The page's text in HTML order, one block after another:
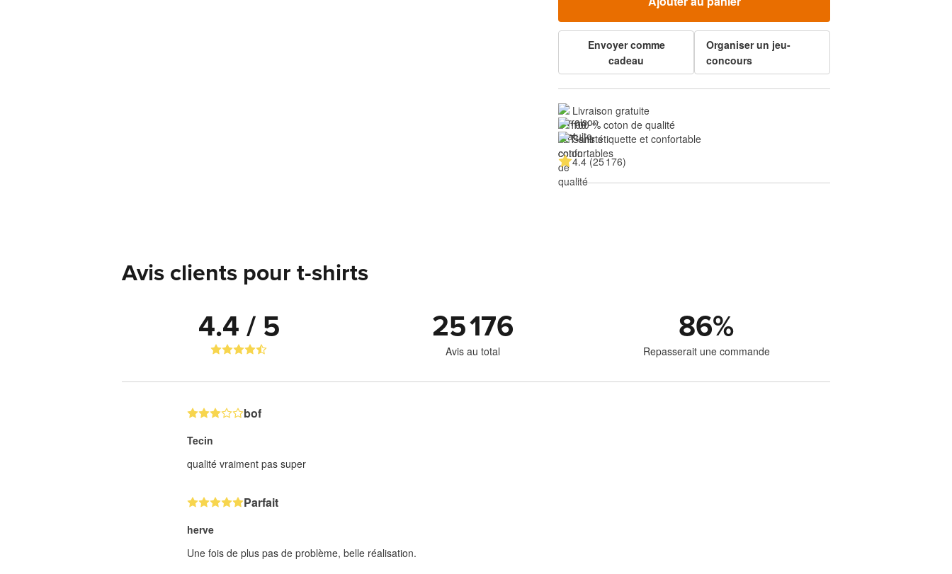
Envoyer comme
cadeau
Organiser un jeu-
concours
Livraison gratuite
100 % coton de qualité
Sans étiquette et confortable
4.4 (25 176)
Avis clients pour t-shirts
4.4 / 5 25 176
Avis au total
86%
Repasserait une commande
bof
Tecin
qualité vraiment pas super
Parfait
herve
Une fois de plus pas de problème, belle réalisation.